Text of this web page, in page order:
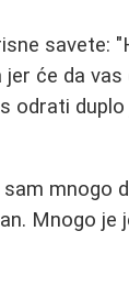
savete:
će da vas
odrati duplo
mnogo
Mnogo je